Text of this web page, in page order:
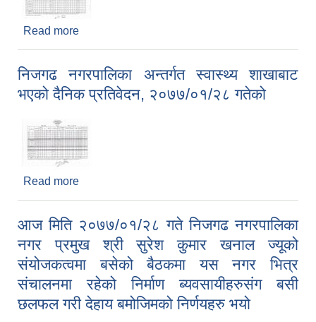
Read more
निजगढ नगरपालिका अन्तर्गत स्वास्थ्य शाखाबाट
भएको दैनिक प्रतिवेदन, २०७७/०१/२८ गतेको
Read more
आज मिति २०७७/०१/२८ गते निजगढ नगरपालिका
नगर प्रमुख श्री सुरेश कुमार खनाल ज्यूको
संयोजकत्वमा बसेको बैठकमा यस नगर भित्र
संचालनमा रहेको निर्माण ब्यवसायीहरुसंग बसी
छलफल गरी देहाय बमोजिमको निर्णयहरु भयो